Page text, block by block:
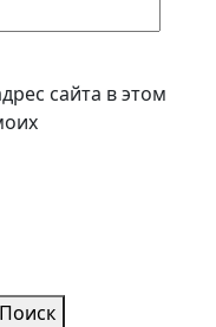
сайта в этом
Поиск